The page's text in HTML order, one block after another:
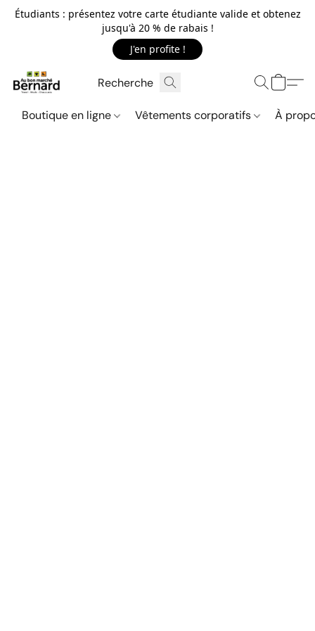
Étudiants : présentez votre carte étudiante valide et obtenez
jusqu'à 20 % de rabais !
J'en profite !
Boutique en ligne Vêtements corporatifs À